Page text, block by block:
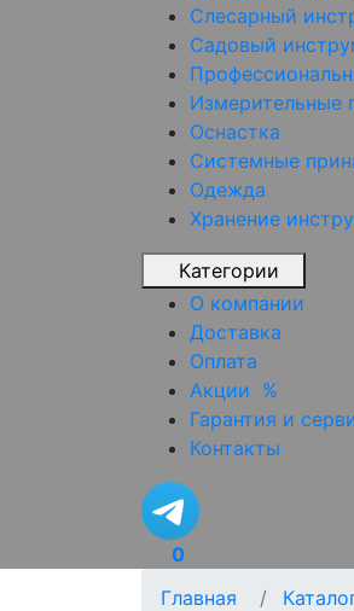
Слесарный
Садовый
Измерительные
Оснастка
Системные
Одежда
Хранение
Категории
О компании
Доставка
Оплата
Акции %
Гарантия и
Контакты
0
Главная